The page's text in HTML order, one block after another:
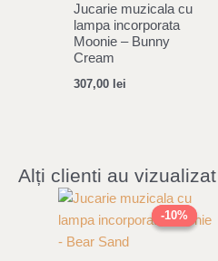
Jucarie muzicala cu
lampa incorporata
Moonie – Bunny
Cream
307,00 lei
Alți clienti au vizualizat
-10%
-10%
Original
price
was:
Current
price
is: